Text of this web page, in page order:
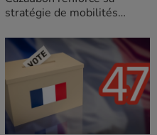
stratégie de mobilités
de travail avec la Région
Occitanie et ses partenaires